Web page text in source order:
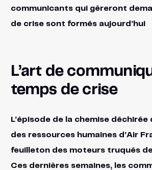
communicants qui géreront
de crise sont formés aujourd’hui
L’art de
temps de crise
L’épisode de la chemise
des ressources humaines d’Air
feuilleton des moteurs truqués
Ces dernières semaines, les